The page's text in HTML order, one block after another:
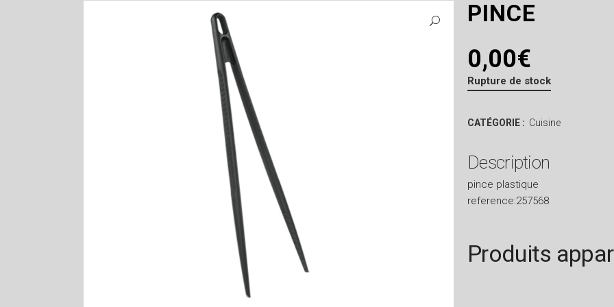
PINCE
0,00€
Rupture de stock
CATÉGORIE : Cuisine
Description
pince plastique
reference:257568
Produits